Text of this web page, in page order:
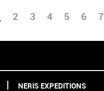
2 3 4 5 6 7
NERIS EXPEDITIONS